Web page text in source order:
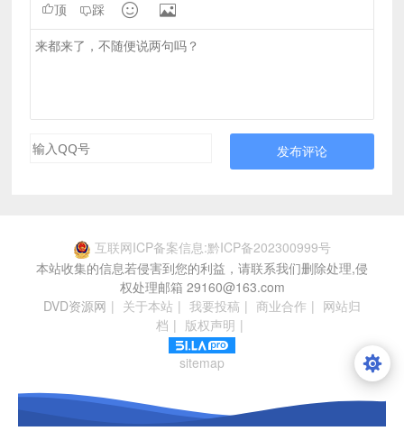
顶 踩  
发布评论
互联网ICP备案信息:黔ICP备202300999号
本站收集的信息若侵害到您的利益，请联系我们删除处理,侵
权处理邮箱 29160@163.com
DVD资源网 | 关于本站 | 我要投稿 | 商业合作 | 网站归
档 | 版权声明 |
sitemap